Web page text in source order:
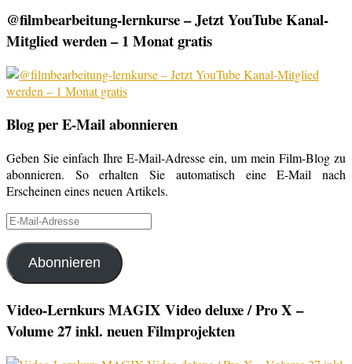
@filmbearbeitung-lernkurse – Jetzt YouTube Kanal-
Mitglied werden – 1 Monat gratis
Blog per E-Mail abonnieren
Geben Sie einfach Ihre E-Mail-Adresse ein, um mein Film-Blog zu
abonnieren. So erhalten Sie automatisch eine E-Mail nach
Erscheinen eines neuen Artikels.
E-
Adresse
Abonnieren
Video-Lernkurs MAGIX Video deluxe / Pro X –
Volume 27 inkl. neuen Filmprojekten